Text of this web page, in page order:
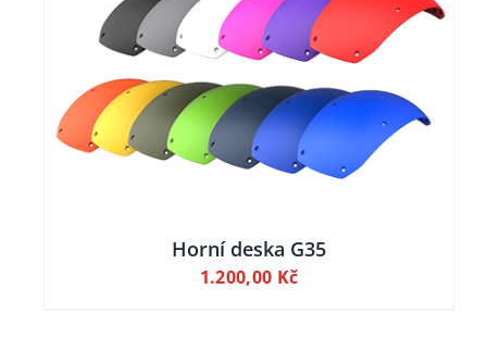
Horní deska G35
1.200,00 Kč